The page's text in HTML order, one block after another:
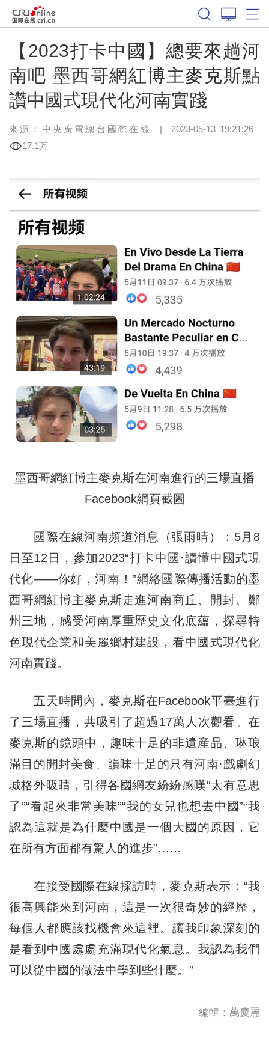
【2023打卡中國】總要來趟河
南吧 墨西哥網紅博主麥克斯點
讚中國式現代化河南實踐
來源：中央廣電總台國際在線 | 2023-05-13 19:21:26
17.1万
墨西哥網紅博主麥克斯在河南進行的三場直播
Facebook網頁截圖
國際在線河南頻道消息（張雨晴）：5月8
日至12日，參加2023“打卡中國·讀懂中國式現
代化——你好，河南！”網絡國際傳播活動的墨
西哥網紅博主麥克斯走進河南商丘、開封、鄭
州三地，感受河南厚重歷史文化底蘊，探尋特
色現代企業和美麗鄉村建設，看中國式現代化
河南實踐。
五天時間內，麥克斯在Facebook平臺進行
了三場直播，共吸引了超過17萬人次觀看。在
麥克斯的鏡頭中，趣味十足的非遺産品、琳琅
滿目的開封美食、韻味十足的只有河南·戲劇幻
城格外吸睛，引得各國網友紛紛感嘆“太有意思
了”“看起來非常美味”“我的女兒也想去中國”“我
認為這就是為什麼中國是一個大國的原因，它
在所有方面都有驚人的進步”……
在接受國際在線採訪時，麥克斯表示：“我
很高興能來到河南，這是一次很奇妙的經歷，
每個人都應該找機會來這裡。讓我印象深刻的
是看到中國處處充滿現代化氣息。我認為我們
可以從中國的做法中學到些什麼。”
編輯：萬慶麗